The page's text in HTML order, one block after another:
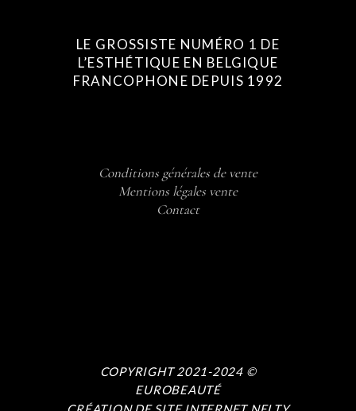
LE GROSSISTE NUMÉRO 1 DE
L’ESTHÉTIQUE EN BELGIQUE
FRANCOPHONE DEPUIS 1992
Conditions générales de vente
Mentions légales vente
Contact
COPYRIGHT 2021-2024 ©
EUROBEAUTÉ